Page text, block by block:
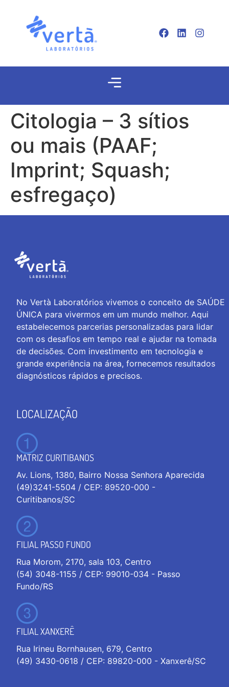
Citologia – 3 sítios
ou mais (PAAF;
Imprint; Squash;
esfregaço)
No Vertà Laboratórios vivemos o conceito de SAÚDE
ÚNICA para vivermos em um mundo melhor. Aqui
estabelecemos parcerias personalizadas para lidar
com os desafios em tempo real e ajudar na tomada
de decisões. Com investimento em tecnologia e
grande experiência na área, fornecemos resultados
diagnósticos rápidos e precisos.
LOCALIZAÇÃO
MATRIZ CURITIBANOS
Av. Lions, 1380, Bairro Nossa Senhora Aparecida
(49)3241-5504 / CEP: 89520-000 -
Curitibanos/SC
FILIAL PASSO FUNDO
Rua Morom, 2170, sala 103, Centro
(54) 3048-1155 / CEP: 99010-034 - Passo
Fundo/RS
FILIAL XANXERÊ
Rua Irineu Bornhausen, 679, Centro
(49) 3430-0618 / CEP: 89820-000 - Xanxerê/SC